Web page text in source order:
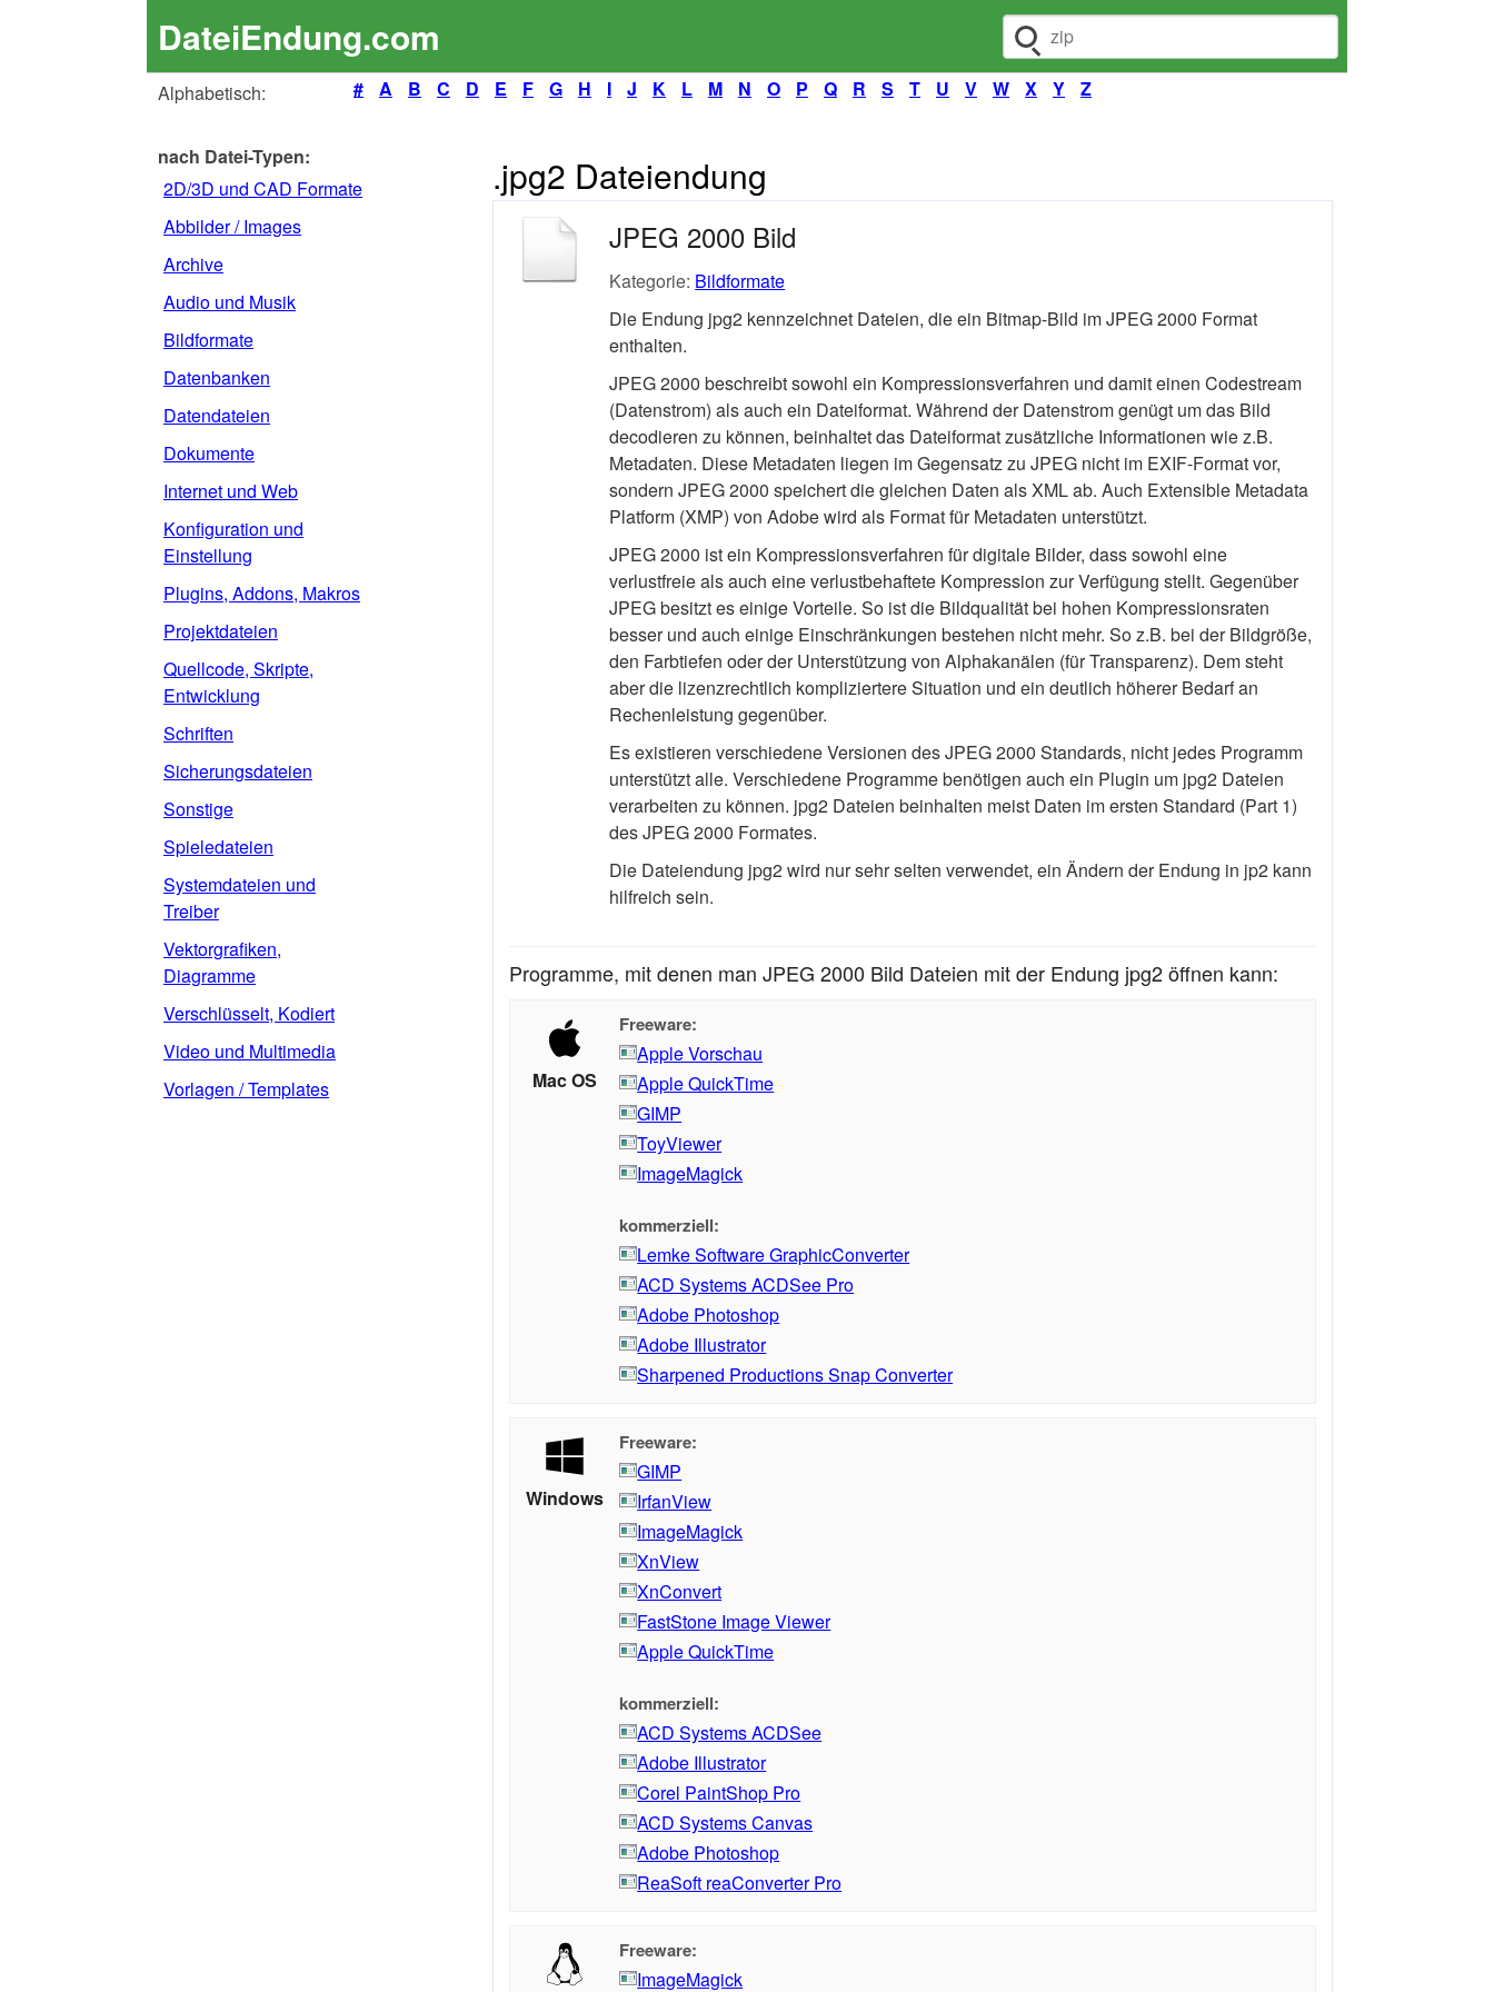
DateiEndung.com
Dateiendung suchen
Alphabetisch:
# A B C D E F G H I J K L M N O P Q R S T U V W X Y Z
nach Datei-Typen:
2D/3D und CAD Formate
Abbilder / Images
Archive
Audio und Musik
Bildformate
Datenbanken
Datendateien
Dokumente
Internet und Web
Konfiguration und
Einstellung
Plugins, Addons, Makros
Projektdateien
Quellcode, Skripte,
Entwicklung
Schriften
Sicherungsdateien
Sonstige
Spieledateien
Systemdateien und
Treiber
Vektorgrafiken,
Diagramme
Verschlüsselt, Kodiert
Video und Multimedia
Vorlagen / Templates
.jpg2 Dateiendung
JPEG 2000 Bild
Kategorie: Bildformate
Die Endung jpg2 kennzeichnet Dateien, die ein Bitmap-Bild im JPEG 2000 Format
enthalten.
JPEG 2000 beschreibt sowohl ein Kompressionsverfahren und damit einen Codestream
(Datenstrom) als auch ein Dateiformat. Während der Datenstrom genügt um das Bild
decodieren zu können, beinhaltet das Dateiformat zusätzliche Informationen wie z.B.
Metadaten. Diese Metadaten liegen im Gegensatz zu JPEG nicht im EXIF-Format vor,
sondern JPEG 2000 speichert die gleichen Daten als XML ab. Auch Extensible Metadata
Platform (XMP) von Adobe wird als Format für Metadaten unterstützt.
JPEG 2000 ist ein Kompressionsverfahren für digitale Bilder, dass sowohl eine
verlustfreie als auch eine verlustbehaftete Kompression zur Verfügung stellt. Gegenüber
JPEG besitzt es einige Vorteile. So ist die Bildqualität bei hohen Kompressionsraten
besser und auch einige Einschränkungen bestehen nicht mehr. So z.B. bei der Bildgröße,
den Farbtiefen oder der Unterstützung von Alphakanälen (für Transparenz). Dem steht
aber die lizenzrechtlich kompliziertere Situation und ein deutlich höherer Bedarf an
Rechenleistung gegenüber.
Es existieren verschiedene Versionen des JPEG 2000 Standards, nicht jedes Programm
unterstützt alle. Verschiedene Programme benötigen auch ein Plugin um jpg2 Dateien
verarbeiten zu können. jpg2 Dateien beinhalten meist Daten im ersten Standard (Part 1)
des JPEG 2000 Formates.
Die Dateiendung jpg2 wird nur sehr selten verwendet, ein Ändern der Endung in jp2 kann
hilfreich sein.
Programme, mit denen man JPEG 2000 Bild Dateien mit der Endung jpg2 öffnen kann:
Mac OS
Freeware:
Apple Vorschau
Apple QuickTime
GIMP
ToyViewer
ImageMagick
kommerziell:
Lemke Software GraphicConverter
ACD Systems ACDSee Pro
Adobe Photoshop
Adobe Illustrator
Sharpened Productions Snap Converter
Windows
Freeware:
GIMP
IrfanView
ImageMagick
XnView
XnConvert
FastStone Image Viewer
Apple QuickTime
kommerziell:
ACD Systems ACDSee
Adobe Illustrator
Corel PaintShop Pro
ACD Systems Canvas
Adobe Photoshop
ReaSoft reaConverter Pro
Freeware:
ImageMagick